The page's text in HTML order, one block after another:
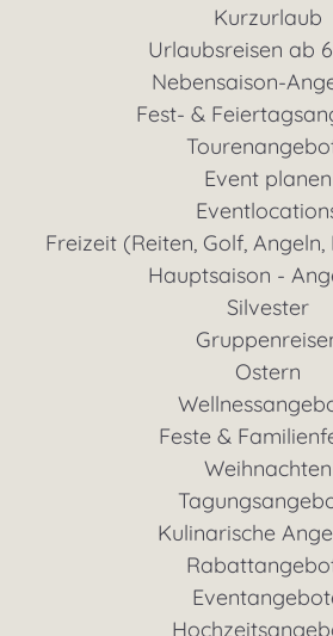
Kurzurlaub
Urlaubsreisen ab
Nebensaison-
Fest- &
Event planen
Freizeit (Reiten, Golf, Angeln,
Hauptsaison -
Silvester
Ostern
Feste &
Weihnachten
Kulinarische